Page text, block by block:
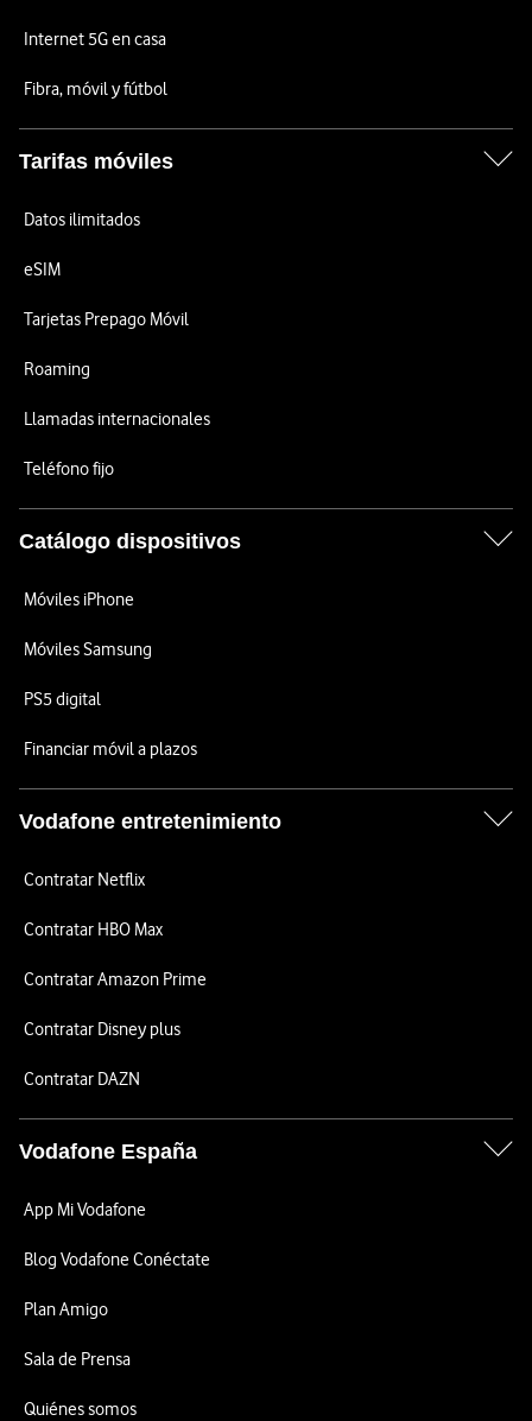
Internet 5G en casa
Fibra, móvil y fútbol
Tarifas móviles
Datos ilimitados
eSIM
Tarjetas Prepago Móvil
Roaming
Llamadas internacionales
Teléfono fijo
Catálogo dispositivos
Móviles iPhone
Móviles Samsung
PS5 digital
Financiar móvil a plazos
Vodafone entretenimiento
Contratar Netflix
Contratar HBO Max
Contratar Amazon Prime
Contratar Disney plus
Contratar DAZN
Vodafone España
App Mi Vodafone
Blog Vodafone Conéctate
Plan Amigo
Sala de Prensa
Quiénes somos